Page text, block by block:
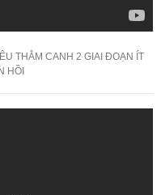
THÂM CANH 2 GIAI ĐOẠN ÍT
HỒI